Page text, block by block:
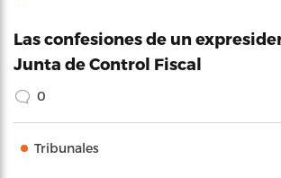
Las confesiones de un
Junta de Control Fiscal
0
Tribunales